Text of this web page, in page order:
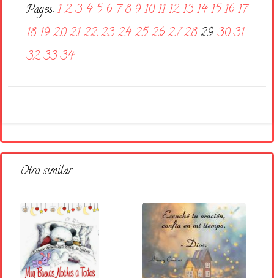
Pages: 1 2 3 4 5 6 7 8 9 10 11 12 13 14 15 16 17
18 19 20 21 22 23 24 25 26 27 28 29 30 31
32 33 34
Otro similar